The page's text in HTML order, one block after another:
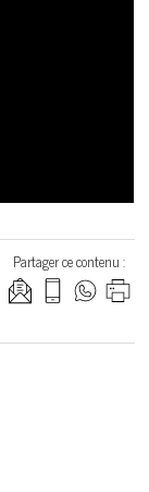
Partager ce contenu :